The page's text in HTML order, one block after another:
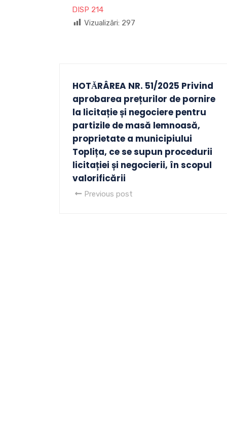
DISP 214
Vizualizări: 297
HOTǍRÂREA NR. 51/2025 Privind
aprobarea prețurilor de pornire
la licitație și negociere pentru
partizile de masă lemnoasă,
proprietate a municipiului
Toplița, ce se supun procedurii
licitației și negocierii, în scopul
valorificării
Previous post